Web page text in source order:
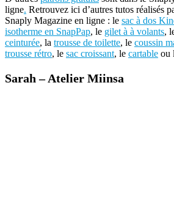
ligne. Retrouvez ici d’autres tutos réalisés
Snaply Magazine en ligne : le sac à dos
isotherme en SnapPap, le gilet à à volants,
ceinturée, la trousse de toilette, le coussin
trousse rétro, le sac croissant, le cartable ou
Sarah – Atelier Miinsa